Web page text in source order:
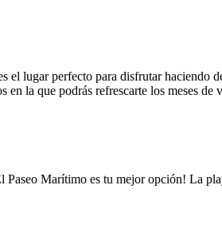
lugar perfecto para disfrutar haciendo
la que podrás refrescarte los meses de
Marítimo es tu mejor opción! La